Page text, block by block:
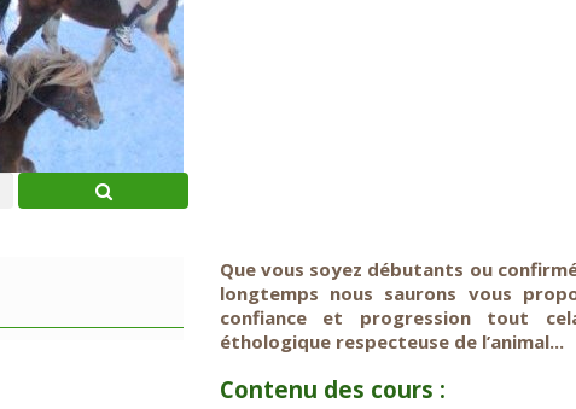
Que vous soyez débutants ou
longtemps nous saurons vous
confiance et progression tout
éthologique respecteuse de l’animal...
Contenu des cours :